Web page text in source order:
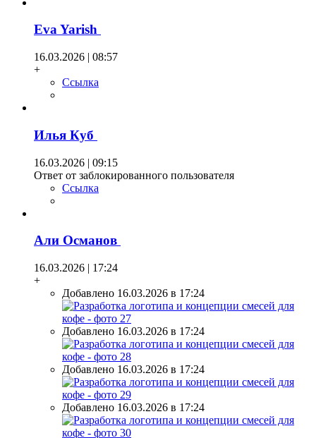
Eva Yarish
16.03.2026 | 08:57
+
Ссылка
Илья Куб
16.03.2026 | 09:15
Ответ от заблокированного пользователя
Ссылка
Али Османов
16.03.2026 | 17:24
+
Добавлено 16.03.2026 в 17:24
Добавлено 16.03.2026 в 17:24
Добавлено 16.03.2026 в 17:24
Добавлено 16.03.2026 в 17:24